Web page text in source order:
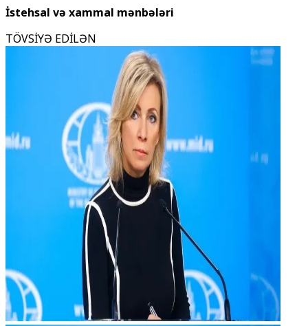
İstehsal və xammal mənbələri
TÖVSİYƏ EDİLƏN